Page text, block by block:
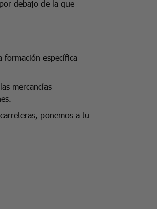
debajo de la que
formación específica
mercancías
ponemos a tu